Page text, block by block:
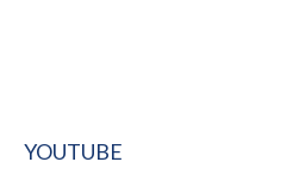
YOUTUBE